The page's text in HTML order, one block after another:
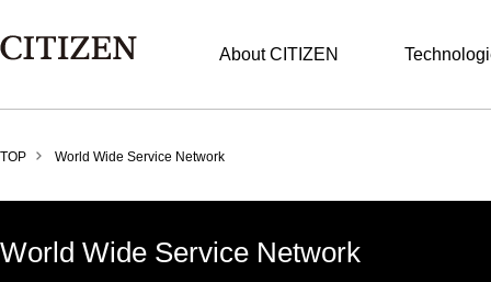
About CITIZEN
TOP World Wide Service Network
World Wide Service Network